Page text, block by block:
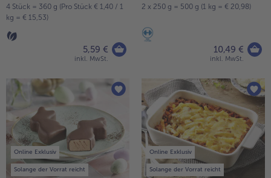
4 Stück = 360 g (Pro Stück € 1,40 / 1
kg = € 15,53)
5,59 €
inkl. MwSt.
2 x 250 g = 500 g (1 kg = € 20,98)
10,49 €
inkl. MwSt.
Online Exklusiv
Solange der Vorrat reicht
Online Exklusiv
Solange der Vorrat reicht